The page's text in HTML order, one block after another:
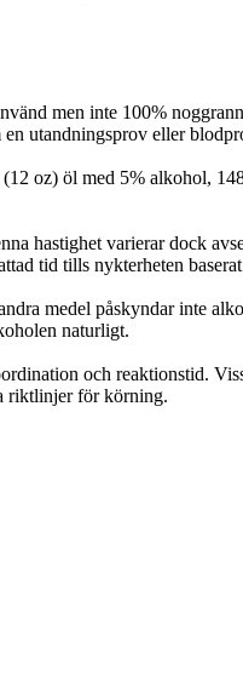
men inte 100%
utandningsprov eller
oz) öl med 5% alkohol,
hastighet varierar dock
tid tills nykterheten
medel påskyndar inte
naturligt.
och reaktionstid.
riktlinjer för körning.